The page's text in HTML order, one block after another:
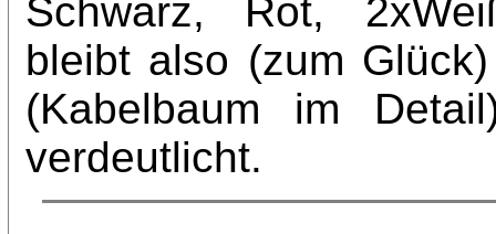
Schwarz, Rot,
bleibt also (zum
(Kabelbaum im
verdeutlicht.